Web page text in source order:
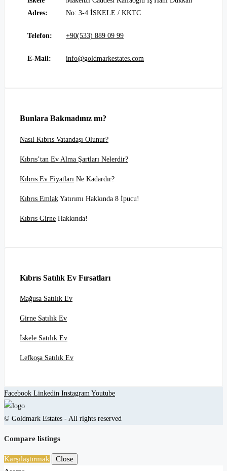
Adres:
No: 3-4 İSKELE / KKTC
Telefon: +90(533) 889 09 99
E-Mail: info@goldmarkestates.com
Bunlara Bakmadınız mı?
Nasıl Kıbrıs Vatandaşı Olunur?
Kıbrıs’tan Ev Alma Şartları Nelerdir?
Kıbrıs Ev Fiyatları Ne Kadardır?
Kıbrıs Emlak Yatırımı Hakkında 8 İpucu!
Kıbrıs Girne Hakkında!
Kıbrıs Satılık Ev Fırsatları
Mağusa Satılık Ev
Girne Satılık Ev
İskele Satılık Ev
Lefkoşa Satılık Ev
Facebook Linkedin Instagram Youtube
© Goldmark Estates - All rights reserved
Compare listings
Karşılaştırmak
Close